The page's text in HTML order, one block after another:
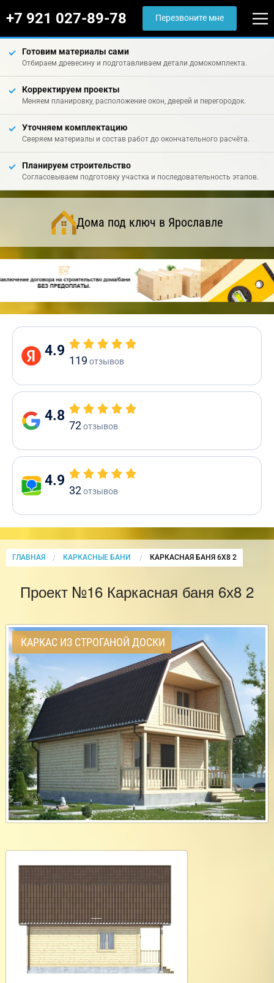
+7 921 027-89-78 Перезвоните мне
Готовим материалы сами
Отбираем древесину и подготавливаем детали домокомплекта.
Корректируем проекты
Меняем планировку, расположение окон, дверей и перегородок.
Уточняем комплектацию
Сверяем материалы и состав работ до окончательного расчёта.
Планируем строительство
Согласовываем подготовку участка и последовательность этапов.
Дома под ключ в Ярославле
4.9
119 отзывов
4.8
72отзывов
4.9
32отзывов
ГЛАВНАЯ КАРКАСНЫЕ БАНИ CURRENT:
КАРКАСНАЯ БАНЯ 6Х8 2
Проект №16 Каркасная баня 6х8 2
КАРКАС ИЗ СТРОГАНОЙ ДОСКИ